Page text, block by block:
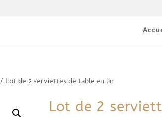
/ Lot de 2 serviettes de table en lin
Lot de 2